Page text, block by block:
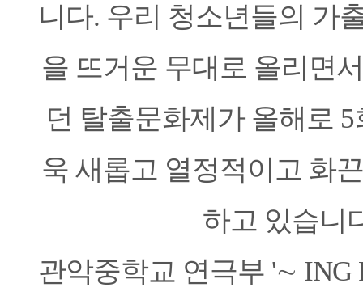
니다. 우리 청소년들의 가
을 뜨거운 무대로 올리면
던 탈출문화제가 올해로
욱 새롭고 열정적이고 화
하고 있습니
관악중학교 연극부 '∼ ING